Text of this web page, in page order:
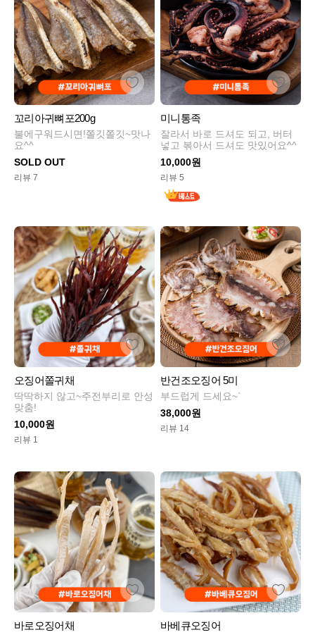
꼬리아귀뼈포200g
불에구워드시면!쫄깃쫄깃~맛나
요^^
SOLD OUT
리뷰 7
미니통족
잘라서 바로 드셔도 되고, 버터
넣고 볶아서 드셔도 맛있어요^^
10,000원
리뷰 5
오징어쫄귀채
딱딱하지 않고~주전부리로 안성
맞춤!
10,000원
리뷰 1
반건조오징어 5미
부드럽게 드세요~`
38,000원
리뷰 14
바로오징어채 바베큐오징어